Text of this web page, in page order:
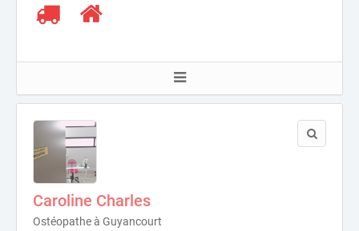
Caroline Charles
Ostéopathe à Guyancourt